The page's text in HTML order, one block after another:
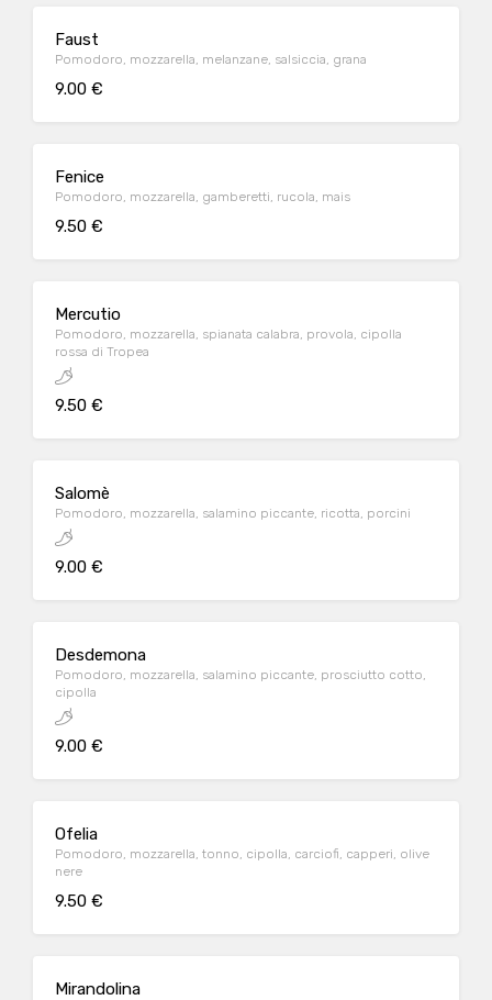
Faust
Pomodoro, mozzarella, melanzane, salsiccia, grana
9.00 €
Fenice
Pomodoro, mozzarella, gamberetti, rucola, mais
9.50 €
Mercutio
Pomodoro, mozzarella, spianata calabra, provola, cipolla
rossa di Tropea
9.50 €
Salomè
Pomodoro, mozzarella, salamino piccante, ricotta, porcini
9.00 €
Desdemona
Pomodoro, mozzarella, salamino piccante, prosciutto cotto,
cipolla
9.00 €
Ofelia
Pomodoro, mozzarella, tonno, cipolla, carciofi, capperi, olive
nere
9.50 €
Mirandolina